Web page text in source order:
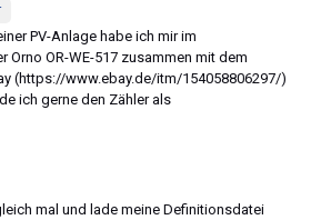
PV-Anlage habe ich mir im
Orno OR-WE-517 zusammen mit dem
(https://www.ebay.de/itm/154058806297/)
ich gerne den Zähler als
mal und lade meine Definitionsdatei